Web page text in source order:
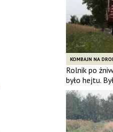
KOMBAJN NA
Rolnik po
było hejtu.